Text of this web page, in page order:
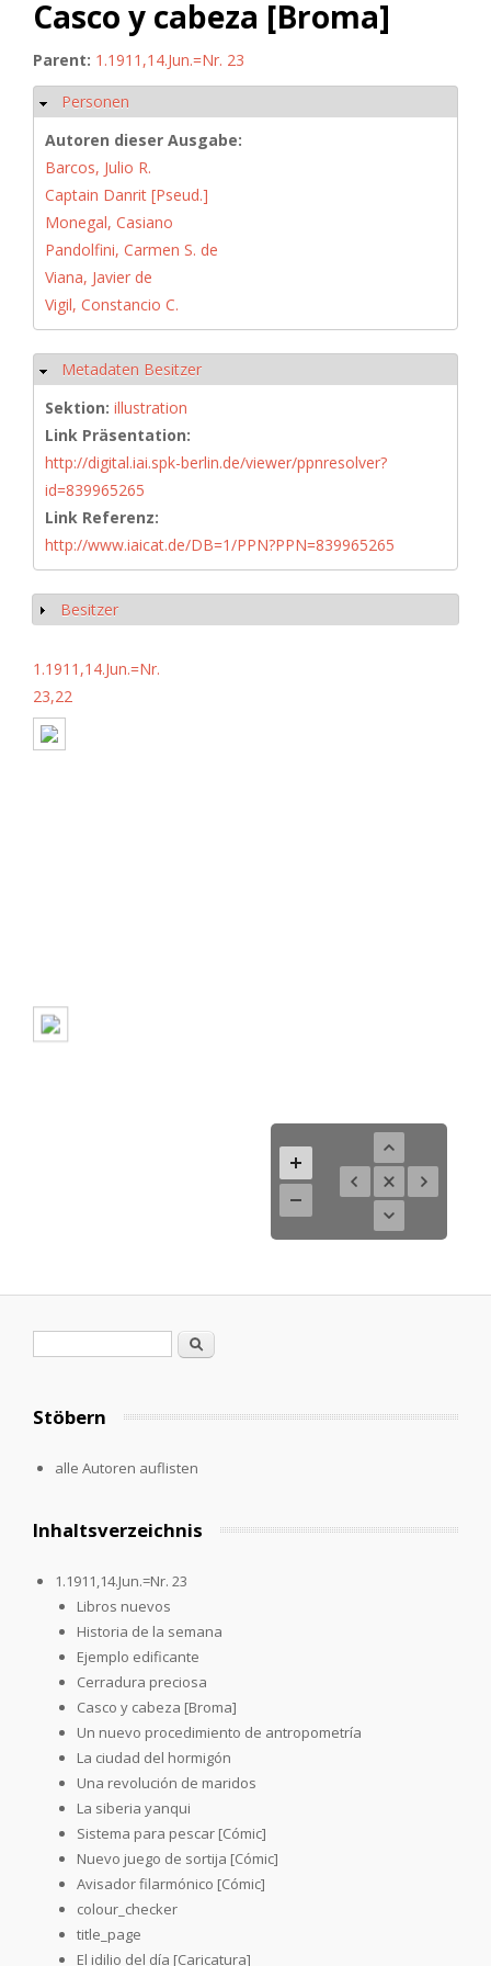
Casco y cabeza [Broma]
Parent: 1.1911,14.Jun.=Nr. 23
Hide
Personen
Autoren dieser Ausgabe:
Barcos, Julio R.
Captain Danrit [Pseud.]
Monegal, Casiano
Pandolfini, Carmen S. de
Viana, Javier de
Vigil, Constancio C.
Hide
Metadaten Besitzer
Sektion: illustration
Link Präsentation:
http://digital.iai.spk-berlin.de/viewer/ppnresolver?
id=839965265
Link Referenz:
http://www.iaicat.de/DB=1/PPN?PPN=839965265
Show
Besitzer
1.1911,14.Jun.=Nr.
23,22
Search
Stöbern
alle Autoren auflisten
Inhaltsverzeichnis
1.1911,14.Jun.=Nr. 23
Libros nuevos
Historia de la semana
Ejemplo edificante
Cerradura preciosa
Casco y cabeza [Broma]
Un nuevo procedimiento de antropometría
La ciudad del hormigón
Una revolución de maridos
La siberia yanqui
Sistema para pescar [Cómic]
Nuevo juego de sortija [Cómic]
Avisador filarmónico [Cómic]
colour_checker
title_page
El idilio del día [Caricatura]